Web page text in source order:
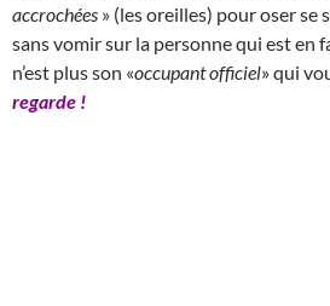
accrochées » (les oreilles) pour oser se
sans vomir sur la personne qui est en
n’est plus son «occupant officiel» qui
regarde !